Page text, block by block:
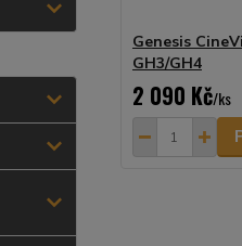
Genesis
GH3/GH4
2 090 Kč/ks